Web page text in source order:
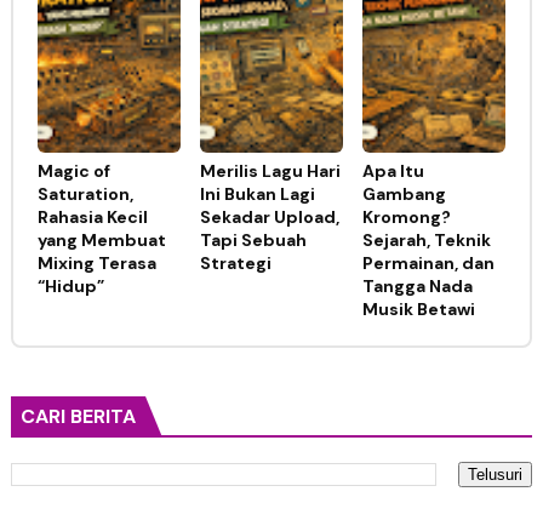
Magic of
Saturation,
Rahasia Kecil
yang Membuat
Mixing Terasa
“Hidup”
Merilis Lagu Hari
Ini Bukan Lagi
Sekadar Upload,
Tapi Sebuah
Strategi
Apa Itu
Gambang
Kromong?
Sejarah, Teknik
Permainan, dan
Tangga Nada
Musik Betawi
CARI BERITA